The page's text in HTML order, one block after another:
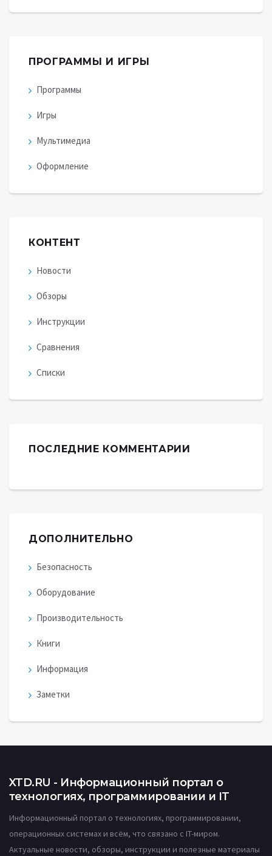
ПРОГРАММЫ И ИГРЫ
Программы
Игры
Мультимедиа
Оформление
КОНТЕНТ
Новости
Обзоры
Инструкции
Сравнения
Списки
ПОСЛЕДНИЕ КОММЕНТАРИИ
ДОПОЛНИТЕЛЬНО
Безопасность
Оборудование
Производительность
Книги
Информация
Заметки
XTD.RU - Информационный портал о
технологиях, программировании и IT
Информационный портал о технологиях, программировании,
операционных системах и всём, что связано с IT-миром.
Актуальные новости, обзоры, инструкции и полезные материалы